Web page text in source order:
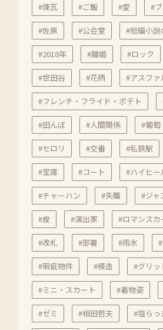
#煉瓦 #ご飯 #愛 #
#佐原 #公会堂 #短編小説
#2018年 #離婚 #ロック
#世田谷 #花柄 #アスファ
#フレンチ・フライド・ポテト
#田んぼ #人間関係 #葡萄
#セロリ #交番 #私鉄駅
#宝庫 #コート #ハイヒー
#チャーハン #失職 #ジャ
#皮 #演出家 #ロマンスカ
#改札 #部署 #雨水
#瑕疵物件 #模造 #グリッ
#ミニ・スカート #着物姿
#ゼミ #相田哲夫 #塩らっ